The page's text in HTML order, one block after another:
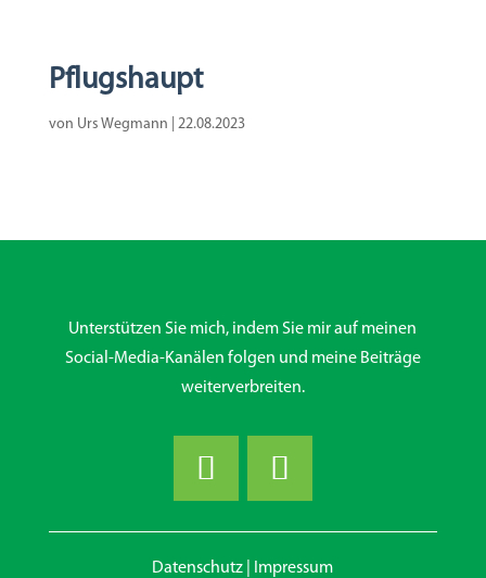
Pflugshaupt
von Urs Wegmann 22.08.2023
Unterstützen Sie mich, indem Sie mir auf meinen
Social-Media-Kanälen folgen und meine Beiträge
weiterverbreiten.
Datenschutz
Impressum